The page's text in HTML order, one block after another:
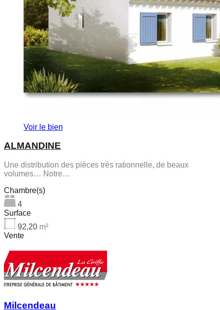
Voir le bien
ALMANDINE
Une distribution des pièces très rationnelle, de beaux
volumes… Notre…
Chambre(s)
4
Surface
92,20 m²
Vente
Milcendeau